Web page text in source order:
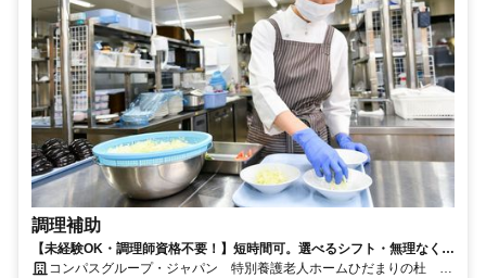
調理補助
【未経験OK・調理師資格不要！】短時間可。選べるシフト・無理なく安
定ワーク！
コンパスグループ・ジャパン 特別養護老人ホームひだまりの杜